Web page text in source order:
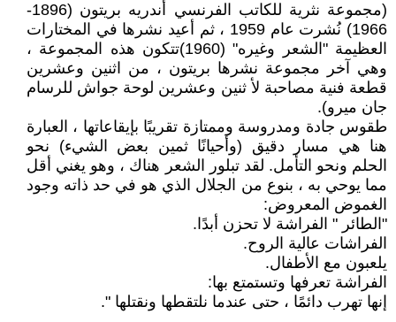
(مجموعة نثرية للكاتب الفرنسي أندريه بريتون (1896-
1966) نُشرت عام 1959 ، ثم أعيد نشرها في المختارات
العظيمة "الشعر وغيره" (1960)تتكون هذه المجموعة ،
وهي آخر مجموعة نشرها بريتون ، من اثنين وعشرين
قطعة فنية مصاحبة لأ ثنين وعشرين لوحة جواش للرسام
جان ميرو).
طقوس جادة ومدروسة وممتازة تقريبًا بإيقاعاتها ، العبارة
هنا هي مسار دقيق (وأحيانًا ثمين بعض الشيء) نحو
الحلم ونحو التأمل. لقد تبلور الشعر هناك ، وهو يغني أقل
مما يوحي به ، بنوع من الجلال الذي هو في حد ذاته وجود
الغموض المعروض:
"الطائر " الفراشة لا تحزن أبدًا.
الفراشات عالية الروح.
يلعبون مع الأطفال.
الفراشة تعرفها وتستمتع بها:
إنها تهرب دائمًا ، حتى عندما نلتقطها ونقتلها ".